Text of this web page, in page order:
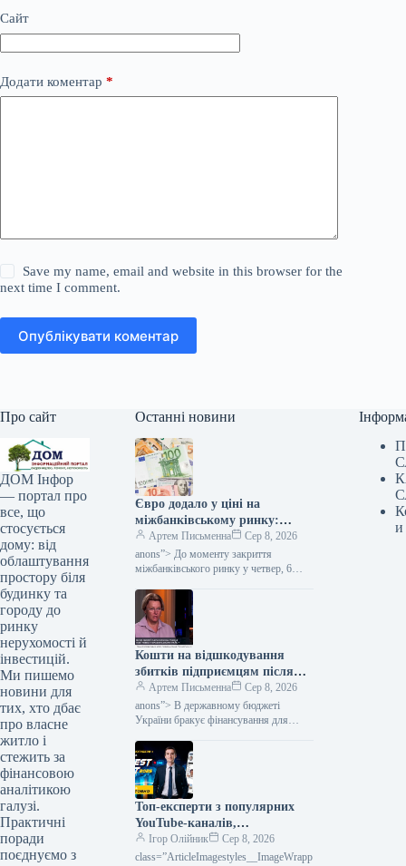
Сайт
Додати коментар *
Save my name, email and website in this browser for the
next time I comment.
Опублікувати коментар
Про сайт
ДОМ Інфор
— портал про
все, що
стосується
дому: від
облаштування
простору біля
будинку та
городу до
ринку
нерухомості й
інвестицій.
Ми пишемо
новини для
тих, хто дбає
про власне
житло і
стежить за
фінансовою
аналітикою
галузі.
Практичні
поради
поєднуємо з
Останні новини
Євро додало у ціні на
міжбанківському ринку:
вартість валюти на вечір –
Мінфін
Артем Письменна
Сер 8, 2026
anons”> До моменту закриття
міжбанківського ринку у четвер, 6
незмінною при купівлі та збільшилася
на 1 копійку при продажу. Євро
Кошти на відшкодування
збитків підприємцям після
російської атаки на Київщину
у бюджеті відсутні, заявляє
Южаніна — Міністерство
Артем Письменна
Сер 8, 2026
anons”> В державному бюджеті
України бракує фінансування для
що обчислюються мільярдами, яких
зазнав український бізнес через
масштабну нічну
Топ-експерти з популярних
YouTube-каналів,
присвячених інвестиціям,
виступатимуть на InvestFest
Ігор Олійник
Сер 8, 2026
class=”ArticleImagestyles__ImageWrapp
и